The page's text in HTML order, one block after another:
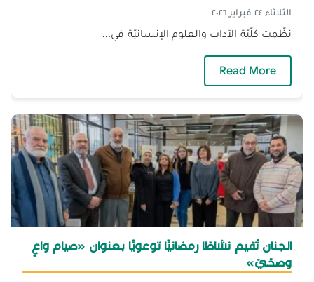
الثلاثاء ٢٤ فبراير ٢٠٢٦
نظّمت كلّيّة الآداب والعلوم الإنسانيّة في...
Read More
الجنان تُقيم نشاطًا رمضانيًّا توعويًّا بعنوان «صيام واعٍ
وصحّيّ»